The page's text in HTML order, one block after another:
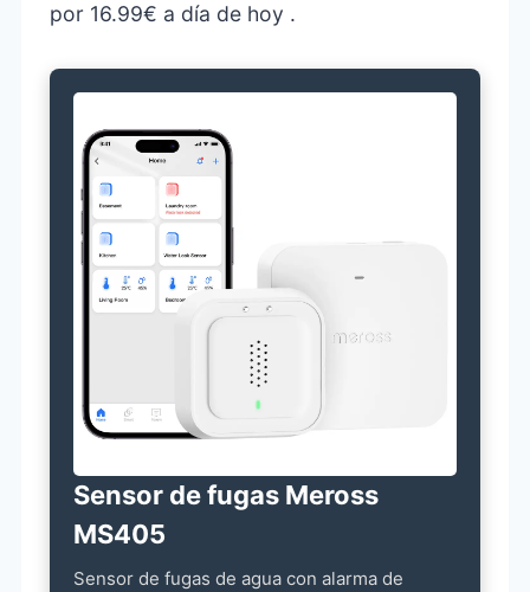
por 16.99€ a día de hoy .
Sensor de fugas Meross
MS405
Sensor de fugas de agua con alarma de